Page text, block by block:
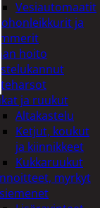
Vesiautomaatit
ja
hoito
ja ruukut
Altakastelu
Ketjut, koukut
ja kiinnikkeet
Kukkaruukut
myrkyt